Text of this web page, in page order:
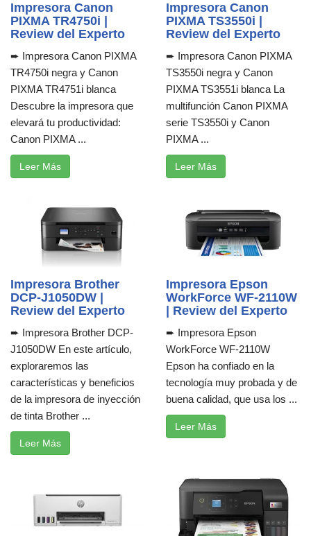
Impresora Canon
PIXMA TR4750i |
Review del Experto
➨ Impresora Canon PIXMA
TR4750i negra y Canon
PIXMA TR4751i blanca
Descubre la impresora que
elevará tu productividad:
Canon PIXMA ...
Leer Más
Impresora Canon
PIXMA TS3550i |
Review del Experto
➨ Impresora Canon PIXMA
TS3550i negra y Canon
PIXMA TS3551i blanca La
multifunción Canon PIXMA
serie TS3550i y Canon
PIXMA ...
Leer Más
Impresora Brother
DCP-J1050DW |
Review del Experto
➨ Impresora Brother DCP-
J1050DW En este artículo,
exploraremos las
características y beneficios
de la impresora de inyección
de tinta Brother ...
Leer Más
Impresora Epson
WorkForce WF-2110W
| Review del Experto
➨ Impresora Epson
WorkForce WF-2110W
Epson ha confiado en la
tecnología muy probada y de
buena calidad, que usa los ...
Leer Más